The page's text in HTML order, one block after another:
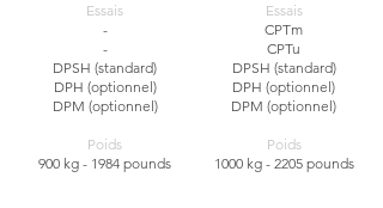
Essais
-
-
DPSH (standard)
DPH (optionnel)
DPM (optionnel)
Poids
900 kg - 1984 pounds
Essais
CPTm
CPTu
DPSH (standard)
DPH (optionnel)
DPM (optionnel)
Poids
1000 kg - 2205 pounds